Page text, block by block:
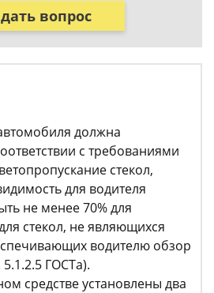
вопрос
должна
с требованиями
стекол,
для водителя
не менее 70% для
стекол, не являющихся
водителю обзор
ГОСТа).
средстве установлены два